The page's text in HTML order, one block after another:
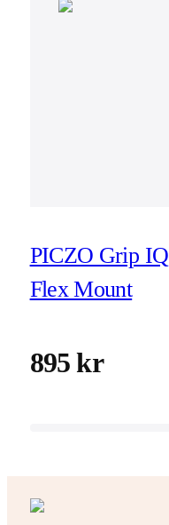
PICZO Grip IQ
Flex Mount
895 kr